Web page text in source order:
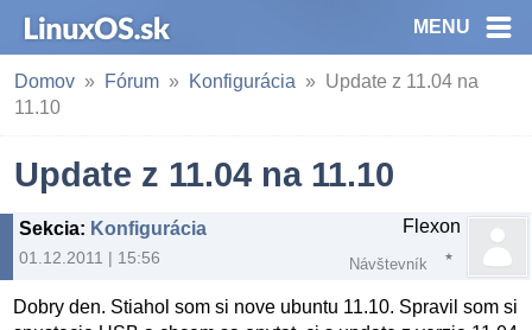
MENU
Domov Fórum Konfigurácia
Update z 11.04 na
11.10
Update z 11.04 na 11.10
Sekcia: Konfigurácia
01.12.2011 | 15:56
Flexon
Návštevník
Dobry den. Stiahol som si nove ubuntu 11.10. Spravil som si